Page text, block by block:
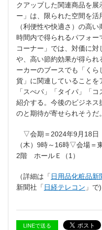
クアップした関連商品を
ー」は、限られた空間を活
（利便性や快適さ）の高
時間内で得られるパフォ
コーナー」では、対価に
や、高い節約効果が得られ
ーカーのブースでも「く
貨」に関連していること
「スぺパ」「タイパ」「
紹介する。今後のビジネス
のと期待が寄せられそうだ。
▽会期＝2024年9月18日
（木）9時～16時▽会場＝
2階 ホールＥ（1）
（詳細は「 日用品化粧品新
新聞社「 日経テレコン 」で)
LINEで送る